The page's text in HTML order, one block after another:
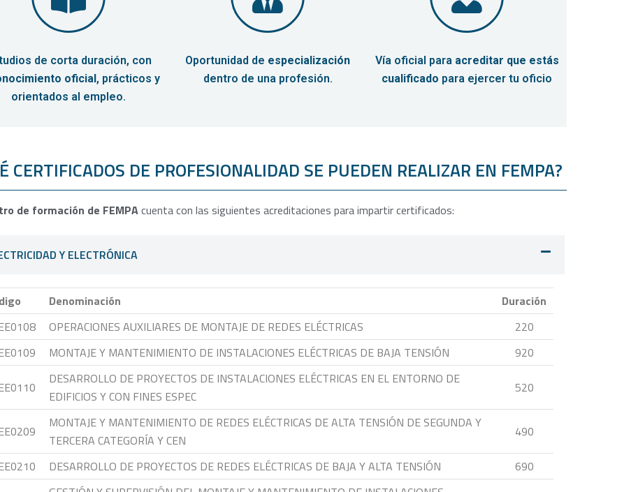
de corta duración, con
oficial, prácticos y
orientados al empleo.
Oportunidad de especialización
dentro de una profesión.
Vía oficial para acreditar que estás
cualificado para ejercer tu oficio
CERTIFICADOS DE PROFESIONALIDAD SE PUEDEN REALIZAR EN FEMPA?
de formación de FEMPAcuenta con las siguientes acreditaciones para impartir certificados:
Y ELECTRÓNICA
Denominación
Duración
OPERACIONES AUXILIARES DE MONTAJE DE REDES ELÉCTRICAS
220
MONTAJE Y MANTENIMIENTO DE INSTALACIONES ELÉCTRICAS DE BAJA TENSIÓN 920
DESARROLLO DE PROYECTOS DE INSTALACIONES ELÉCTRICAS EN EL ENTORNO DE
EDIFICIOS Y CON FINES ESPEC
520
MONTAJE Y MANTENIMIENTO DE REDES ELÉCTRICAS DE ALTA TENSIÓN DE SEGUNDA Y
TERCERA CATEGORÍA Y CEN
490
DESARROLLO DE PROYECTOS DE REDES ELÉCTRICAS DE BAJA Y ALTA TENSIÓN 690